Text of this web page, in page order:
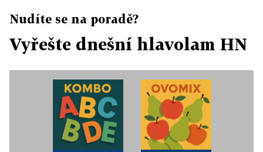
Nudíte se na poradě?
Vyřešte dnešní hlavolam HN